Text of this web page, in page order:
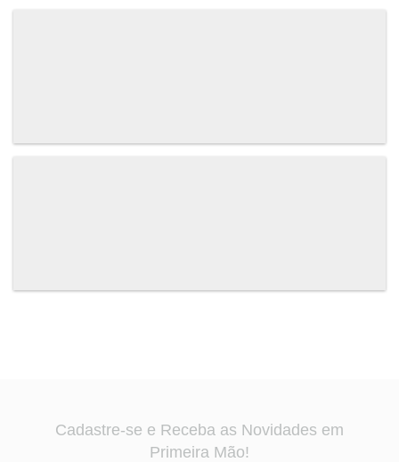
Cadastre-se e Receba as Novidades em
Primeira Mão!